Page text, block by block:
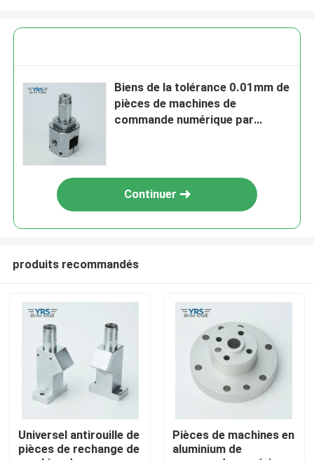
Maison
Au sujet de nous
Biens de la tolérance 0.01mm de
pièces de machines de
commande numérique par
Continuer
produits recommandés
Universel antirouille de
pièces de rechange de
Pièces de machines en
aluminium de